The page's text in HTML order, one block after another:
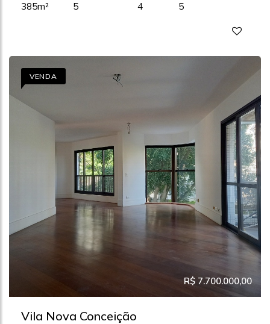
385m²
5
4
5
VENDA
R$ 7.700.000,00
Vila Nova Conceição